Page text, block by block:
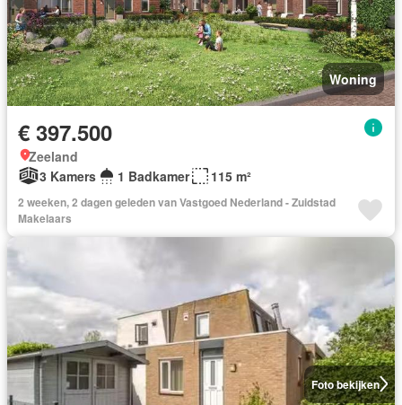
Woning
€ 397.500
Zeeland
3 Kamers
1 Badkamer 115 m²
2 weeken, 2 dagen geleden van Vastgoed Nederland - Zuidstad
Makelaars
Foto bekijken